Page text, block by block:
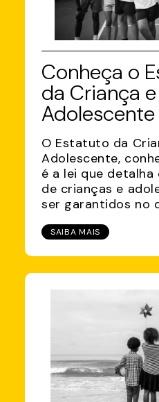
Conheça o
da Criança
Adolescente
O Estatuto da
Adolescente,
é a lei que
de crianças e
ser garantidos no
SAIBA MAIS